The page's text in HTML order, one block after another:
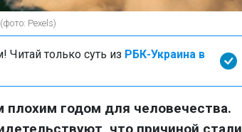
Pexels)
Читай только суть из РБК-Украина в
плохим годом для человечества.